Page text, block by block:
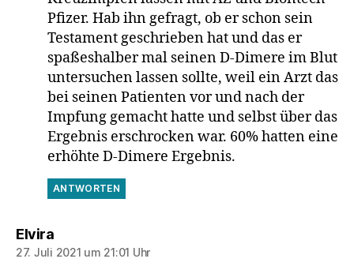
Pfizer. Hab ihn gefragt, ob er schon sein
Testament geschrieben hat und das er
spaßeshalber mal seinen D-Dimere im Blut
untersuchen lassen sollte, weil ein Arzt das
bei seinen Patienten vor und nach der
Impfung gemacht hatte und selbst über das
Ergebnis erschrocken war. 60% hatten eine
erhöhte D-Dimere Ergebnis.
ANTWORTEN
Elvirasagt:
27. Juli 2021 um 21:01 Uhr